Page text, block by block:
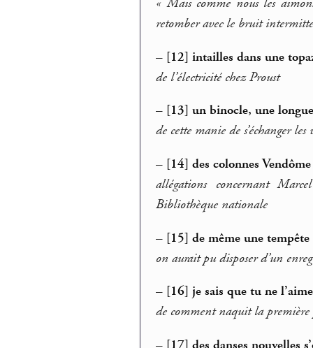
« Mais comme nous les
retomber avec le bruit
– [12] intailles dans une
de l’électricité chez Proust
– [13] un binocle, une
de cette manie de s’échanger
– [14] des colonnes
allégations concernant
Bibliothèque nationale
– [15] de même une
on aurait pu disposer d’un
– [16] je sais que tu ne
de comment naquit la première